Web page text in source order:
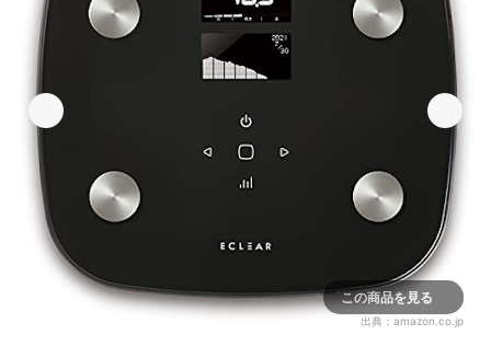
この商品を見る
出典： amazon.co.jp